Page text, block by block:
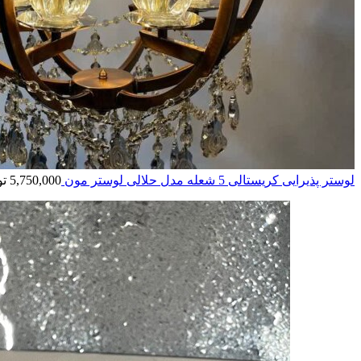
لوستر پذیرایی کریستالی 5 شعله مدل حلالی لوستر مون 5,750,000